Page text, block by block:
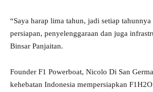
“Saya harap lima tahun, jadi setiap
persiapan, penyelenggaraan dan juga
Binsar Panjaitan.
Founder F1 Powerboat, Nicolo Di San
kehebatan Indonesia mempersiapkan